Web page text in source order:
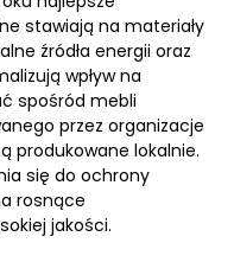
stawiają na materiały
źródła energii oraz
wpływ na
spośród mebli
przez organizacje
produkowane lokalnie.
się do ochrony
rosnące
jakości.